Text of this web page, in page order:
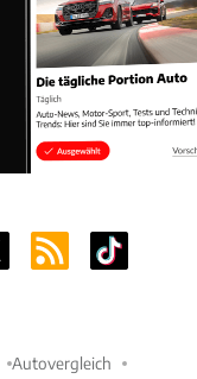
Autovergleich